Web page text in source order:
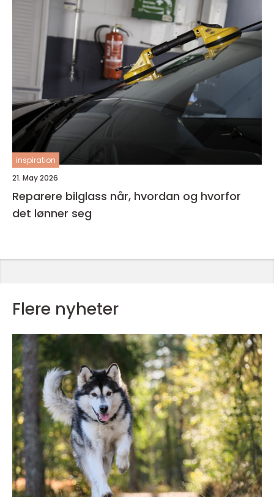
inspiration
21. May 2026
Reparere bilglass når, hvordan og hvorfor
det lønner seg
Flere nyheter